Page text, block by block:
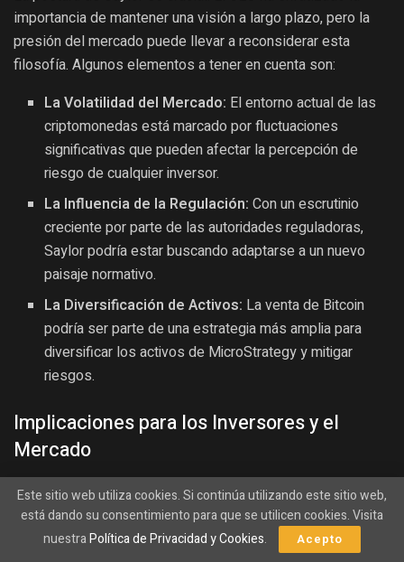
importancia de mantener una visión a largo plazo, pero la
presión del mercado puede llevar a reconsiderar esta
filosofía. Algunos elementos a tener en cuenta son:
La Volatilidad del Mercado: El entorno actual de las
criptomonedas está marcado por fluctuaciones
significativas que pueden afectar la percepción de
riesgo de cualquier inversor.
La Influencia de la Regulación: Con un escrutinio
creciente por parte de las autoridades reguladoras,
Saylor podría estar buscando adaptarse a un nuevo
paisaje normativo.
La Diversificación de Activos: La venta de Bitcoin
podría ser parte de una estrategia más amplia para
diversificar los activos de MicroStrategy y mitigar
riesgos.
Implicaciones para los Inversores y el
Mercado
empresa, sino que también tiene un impacto considerable
en el mercado de criptomonedas en su conjunto. Los
inversores deben ser conscientes de las posibles
Este sitio web utiliza cookies. Si continúa utilizando este sitio web,
está dando su consentimiento para que se utilicen cookies. Visita
nuestraPolítica de Privacidad y Cookies. Acepto